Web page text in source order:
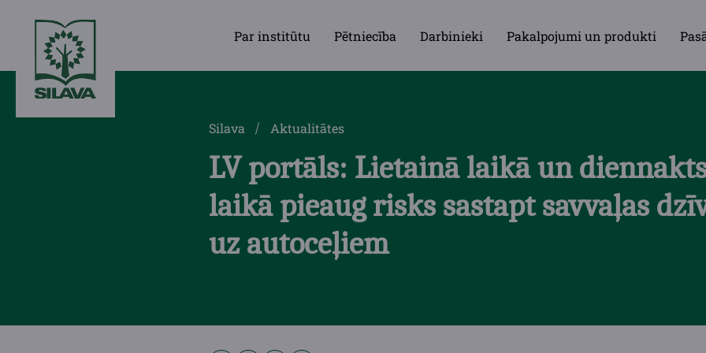
Par institūtu Pētniecība Darbinieki Pakalpojumi un produkti
Silava Aktualitātes
LV portāls: Lietainā laikā un
laikā pieaug risks sastapt savvaļas
uz autoceļiem